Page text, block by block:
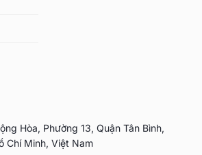
Hòa, Phường 13, Quận Tân Bình,
Chí Minh, Việt Nam